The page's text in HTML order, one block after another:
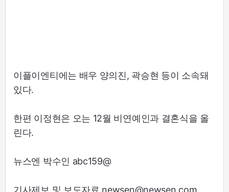
이플이엔티에는 배우 양의진, 곽승현 등이 소속돼
있다.
한편 이정현은 오는 12월 비연예인과 결혼식을 올
린다.
뉴스엔 박수인 abc159@
기사제보 및 보도자료 newsen@newsen.com